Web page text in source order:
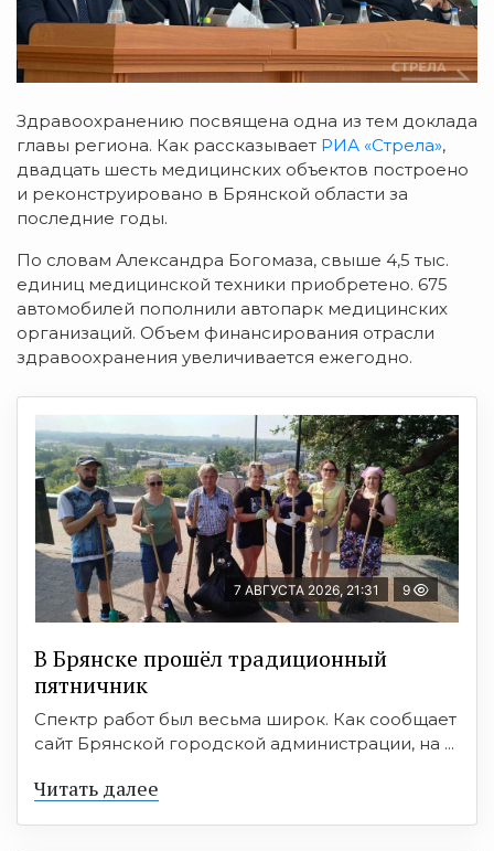
Здравоохранению посвящена одна из тем доклада
главы региона. Как рассказывает РИА «Стрела»,
двадцать шесть медицинских объектов построено
и реконструировано в Брянской области за
последние годы.
По словам Александра Богомаза, свыше 4,5 тыс.
единиц медицинской техники приобретено. 675
автомобилей пополнили автопарк медицинских
организаций. Объем финансирования отрасли
здравоохранения увеличивается ежегодно.
7 АВГУСТА 2026, 21:31 9
В Брянске прошёл традиционный
пятничник
Спектр работ был весьма широк. Как сообщает
сайт Брянской городской администрации, на ...
Читать далее